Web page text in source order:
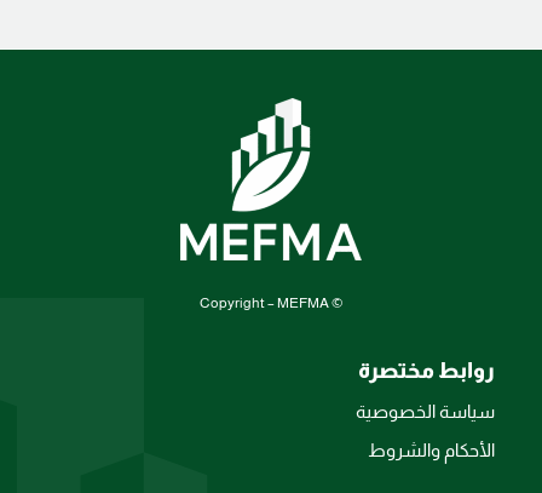
© Copyright – MEFMA
روابط مختصرة
سياسة الخصوصية
الأحكام والشروط